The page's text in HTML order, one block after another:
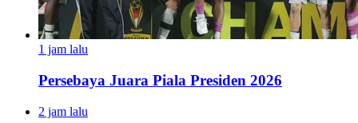
1 jam lalu
Persebaya Juara Piala Presiden 2026
2 jam lalu